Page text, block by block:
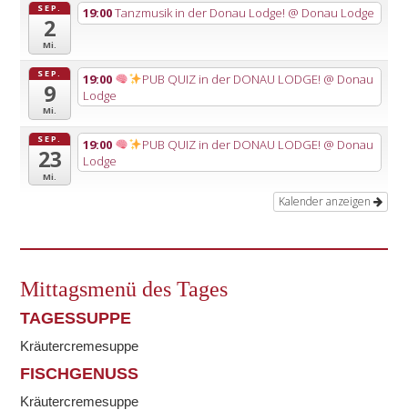
SEP.
2
Mi.
19:00Tanzmusik in der Donau Lodge! @ Donau Lodge
SEP.
9
Mi.
19:00 PUB QUIZ in der DONAU LODGE! @ Donau
Lodge
SEP.
23
Mi.
19:00 PUB QUIZ in der DONAU LODGE! @ Donau
Lodge
Kalender anzeigen
Mittagsmenü des Tages
TAGESSUPPE
Kräutercremesuppe
FISCHGENUSS
Kräutercremesuppe